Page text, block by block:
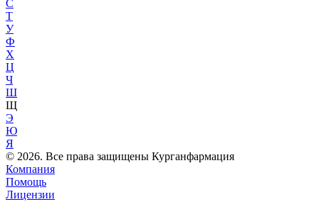
С
Т
У
Ф
Х
Ц
Ч
Ш
Щ
Э
Ю
Я
© 2026. Все права защищены Курганфармация
Компания
Помощь
Лицензии